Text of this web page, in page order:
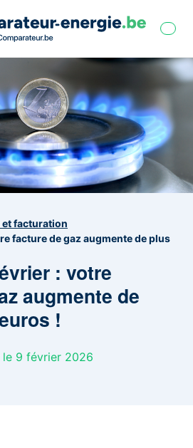
et facturation
facture de gaz augmente de plus
: votre
augmente de
!
le 9 février 2026